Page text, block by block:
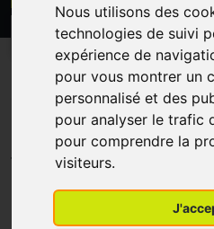
Nous utilisons des
technologies de suivi
expérience de
pour vous montrer un
personnalisé et des
pour analyser le trafic
pour comprendre la
visiteurs.
CATEGORIES
A-Derma
200M
PIERRE FABRE -